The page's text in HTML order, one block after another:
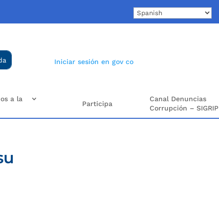
Iniciar sesión en gov co
a la
Participa
Canal Denuncias
Corrupción – SIGRIP